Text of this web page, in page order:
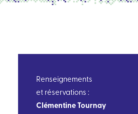
RÉSERVATION
Renseignements
et réservations :
Clémentine Tournay